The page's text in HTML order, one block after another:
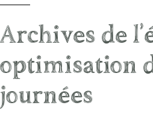
Archives de
optimisation
journées